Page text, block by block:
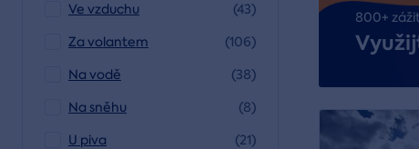
Ve vzduchu
(43)
Za volantem
(106)
Na vodě
(38)
Na sněhu
(8)
U piva
(21)
800+